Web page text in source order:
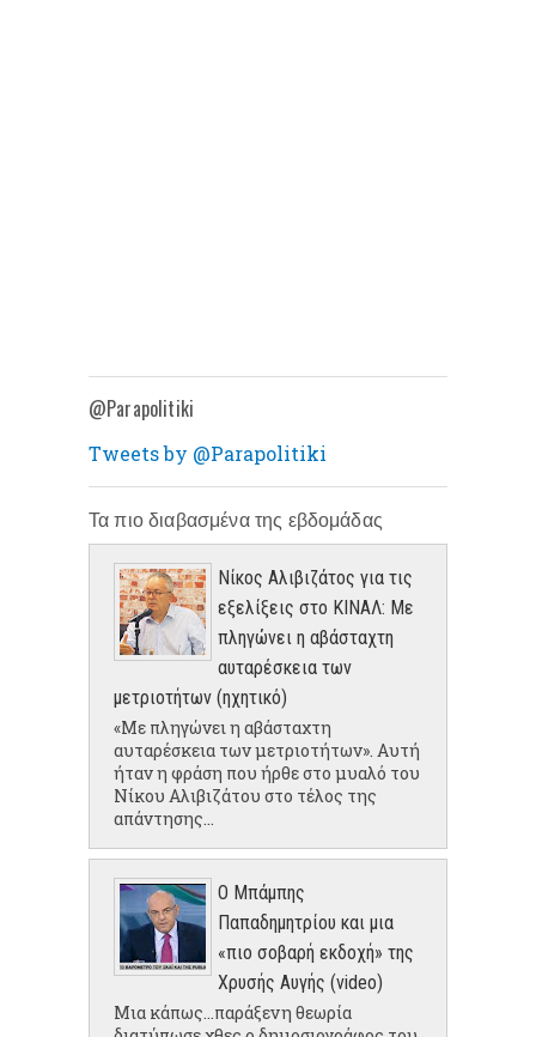
@Parapolitiki
Tweets by @Parapolitiki
Τα πιο διαβασμένα της εβδομάδας
Νίκος Αλιβιζάτος για τις
εξελίξεις στο ΚΙΝΑΛ: Με
πληγώνει η αβάσταχτη
αυταρέσκεια των
μετριοτήτων (ηχητικό)
«Με πληγώνει η αβάσταχτη
αυταρέσκεια των μετριοτήτων». Αυτή
ήταν η φράση που ήρθε στο μυαλό του
Νίκου Αλιβιζάτου στο τέλος της
απάντησης...
Ο Μπάμπης
Παπαδημητρίου και μια
«πιο σοβαρή εκδοχή» της
Χρυσής Αυγής (video)
Μια κάπως...παράξενη θεωρία